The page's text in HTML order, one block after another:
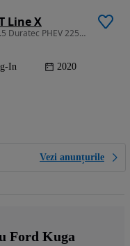
Line X
2488 cm3 • 225 CP • Ford Kuga ST-Line X 2.5 Duratec PHEV 225CP FWD
In 2020
Vezi anunțurile
Ford Kuga